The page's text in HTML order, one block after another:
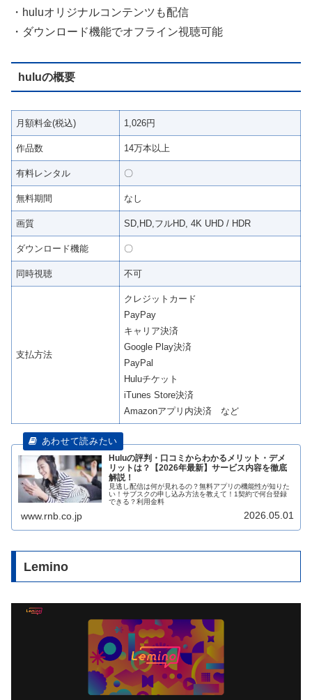
・huluオリジナルコンテンツも配信
・ダウンロード機能でオフライン視聴可能
huluの概要
月額料金(税込) 1,026円
作品数 14万本以上
有料レンタル 〇
無料期間 なし
画質 SD,HD,フルHD, 4K UHD / HDR
ダウンロード機能 〇
同時視聴 不可
支払方法
クレジットカード
PayPay
キャリア決済
Google Play決済
PayPal
Huluチケット
iTunes Store決済
Amazonアプリ内決済 など
Huluの評判・口コミからわかるメリット・デメ
リットは？【2026年最新】サービス内容を徹底
解説！
見逃し配信は何が見れるの？無料アプリの機能性が知りた
い！サブスクの申し込み方法を教えて！1契約で何台登録
できる？利用金料
www.rnb.co.jp 2026.05.01
Lemino